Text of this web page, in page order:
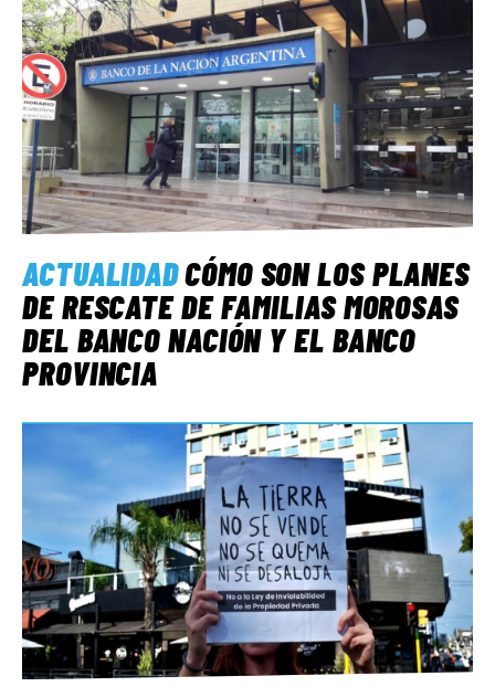
ACTUALIDADCÓMO SON LOS PLANES
DE RESCATE DE FAMILIAS MOROSAS
DEL BANCO NACIÓN Y EL BANCO
PROVINCIA